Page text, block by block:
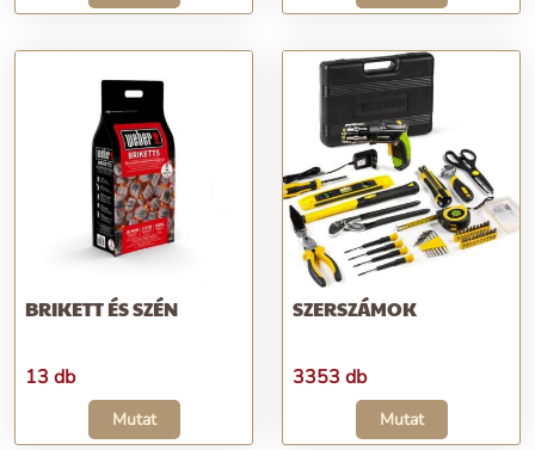
BRIKETT ÉS SZÉN
13 db
Mutat
SZERSZÁMOK
3353 db
Mutat